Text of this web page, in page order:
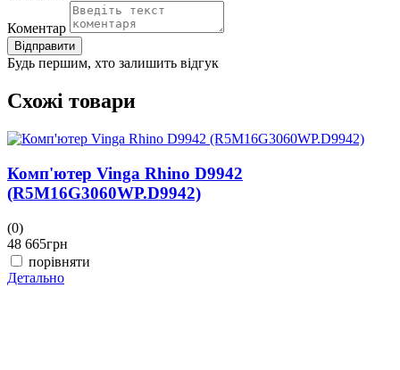
Коментар
Відправити
Будь першим, хто залишить відгук
Схожі товари
Комп'ютер Vinga Rhino D9942
(R5M16G3060WP.D9942)
(0)
48 665грн
порівняти
Детально